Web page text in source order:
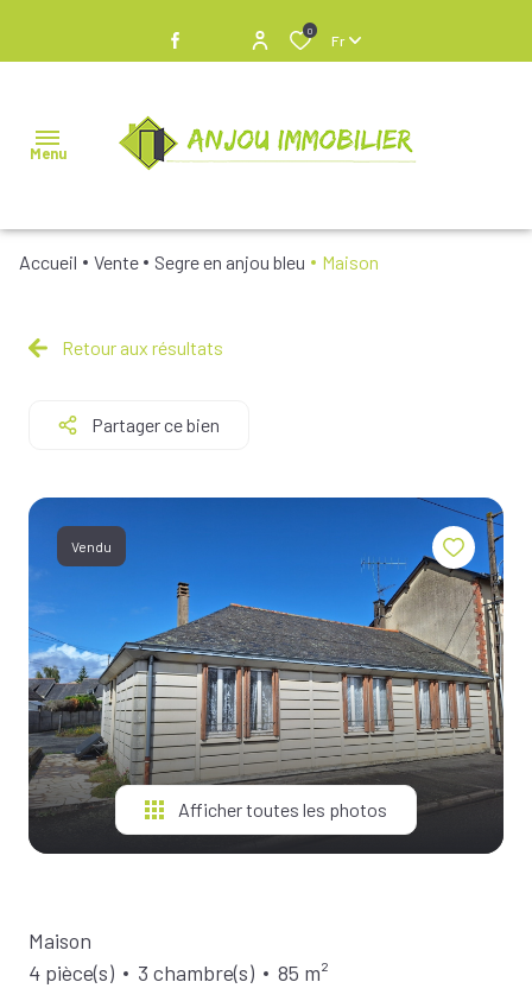
0
Fr
Menu
VENDRE
BIENS
BIENS À
LOCATION
ESTIMEZ
VOTRE
BIEN
NOTRE
ÉQUIPE
Accueil Vente Segre en anjou bleu Maison
Retour aux résultats
Partager ce bien
Vendu
Afficher toutes les photos
Maison
4 pièce(s)
3 chambre(s) 85 m²